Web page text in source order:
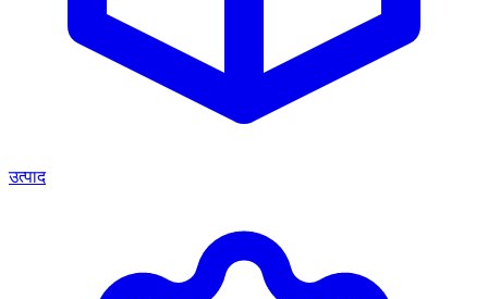
उत्पाद